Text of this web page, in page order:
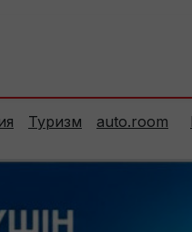
Туризм auto.room